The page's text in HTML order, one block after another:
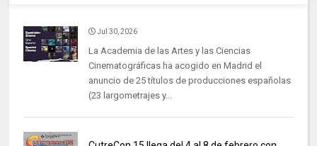
Jul 30, 2026
La Academia de las Artes y las Ciencias
Cinematográficas ha acogido en Madrid el
anuncio de 25 títulos de producciones españolas
(23 largometrajes y...